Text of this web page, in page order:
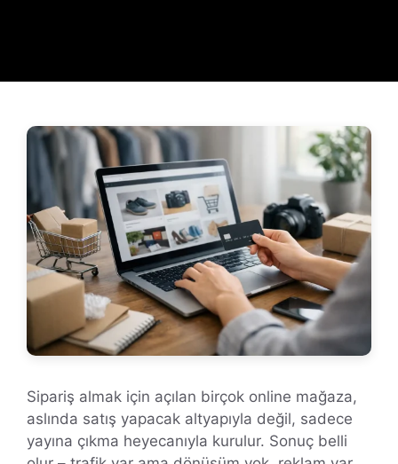
Sipariş almak için açılan birçok online mağaza,
aslında satış yapacak altyapıyla değil, sadece
yayına çıkma heyecanıyla kurulur. Sonuç belli